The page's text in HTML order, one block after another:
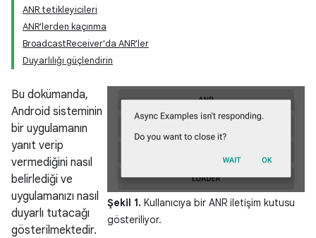
ANR tetikleyicileri
ANR'lerden kaçınma
BroadcastReceiver'da ANR'ler
Duyarlılığı güçlendirin
Şekil 1. Kullanıcıya bir ANR iletişim kutusu
gösteriliyor.
Bu dokümanda,
Android sisteminin
bir uygulamanın
yanıt verip
vermediğini nasıl
belirlediği ve
uygulamanızı nasıl
duyarlı tutacağı
gösterilmektedir.